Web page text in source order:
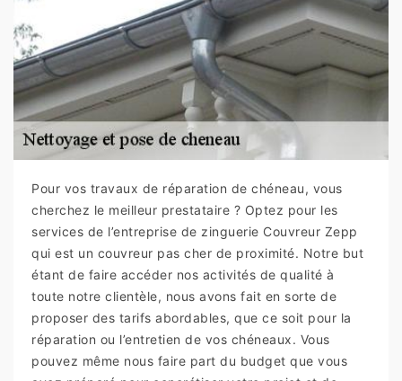
Pour vos travaux de réparation de chéneau, vous
cherchez le meilleur prestataire ? Optez pour les
services de l’entreprise de zinguerie Couvreur Zepp
qui est un couvreur pas cher de proximité. Notre but
étant de faire accéder nos activités de qualité à
toute notre clientèle, nous avons fait en sorte de
proposer des tarifs abordables, que ce soit pour la
réparation ou l’entretien de vos chéneaux. Vous
pouvez même nous faire part du budget que vous